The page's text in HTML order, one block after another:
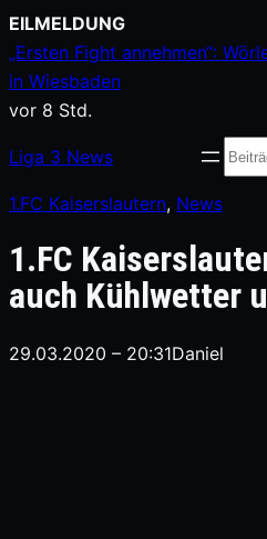
Zum
Inhalt
springen
EILMELDUNG
„Ersten Fight annehmen“:
in Wiesbaden
vor 8 Std.
Liga 3 News
1.FC Kaiserslautern, News
1.FC
auch Kühlwetter
29.03.2020 – 20:31Daniel